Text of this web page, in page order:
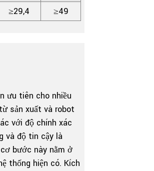
≥29,4 ≥49
ưu tiên cho nhiều
sản xuất và robot
với độ chính xác
và độ tin cậy là
bước này nằm ở
thống hiện có. Kích